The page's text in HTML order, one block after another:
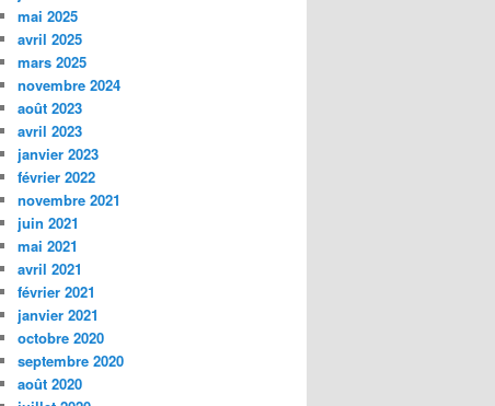
mai 2025
avril 2025
mars 2025
novembre 2024
août 2023
avril 2023
janvier 2023
février 2022
novembre 2021
juin 2021
mai 2021
avril 2021
février 2021
janvier 2021
octobre 2020
septembre 2020
août 2020